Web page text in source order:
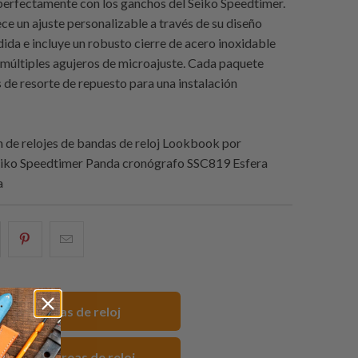
un ajuste personalizable a través de su diseño
e incluye un robusto cierre de acero inoxidable
agujeros de microajuste. Cada paquete
resorte de repuesto para una instalación
de relojes de bandas de reloj Lookbook por
Speedtimer Panda cronógrafo SSC819 Esfera
Compartir
Pinterest
friend
Correas de reloj